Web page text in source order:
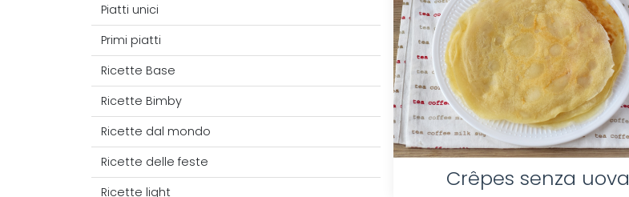
Piatti unici
Primi piatti
Ricette Base
Ricette Bimby
Ricette dal mondo
Ricette delle feste
Ricette light
Crêpes senza uova